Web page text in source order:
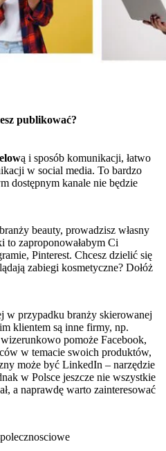
publikować?
ą i sposób komunikacji, łatwo
w social media. To bardzo
dostępnym kanale nie będzie
beauty, prowadzisz własny
to zaproponowałabym Ci
Pinterest. Chcesz dzielić się
zabiegi kosmetyczne? Dołóż
w przypadku branży skierowanej
klientem są inne firmy, np.
pomoże Facebook,
w temacie swoich produktów,
może być LinkedIn – narzędzie
w Polsce jeszcze nie wszystkie
a naprawdę warto zainteresować